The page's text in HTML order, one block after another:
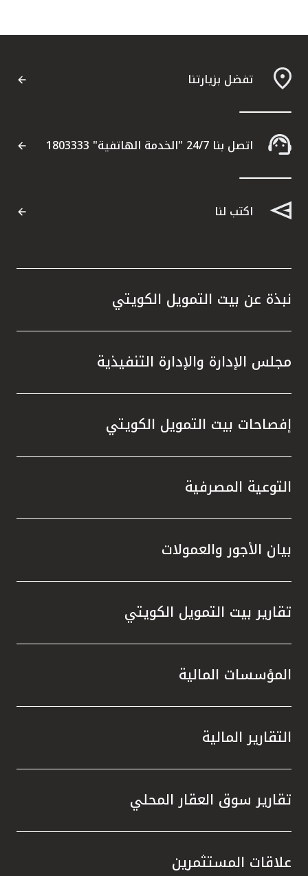
تفضل بزيارتنا
اتصل بنا 24/7 "الخدمة الهاتفية" 1803333
اكتب لنا
نبذة عن بيت التمويل الكويتي
مجلس الإدارة والإدارة التنفيذية
إفصاحات بيت التمويل الكويتي
التوعية المصرفية
بيان الأجور والعمولات
تقارير بيت التمويل الكويتي
المؤسسات المالية
التقارير المالية
تقارير سوق العقار المحلي
علاقات المستثمرين